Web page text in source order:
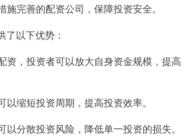
完善的配资公司，保障投资安全。
了以下优势：
资，投资者可以放大自身资金规模，提高
缩短投资周期，提高投资效率。
以分散投资风险，降低单一投资的损失。